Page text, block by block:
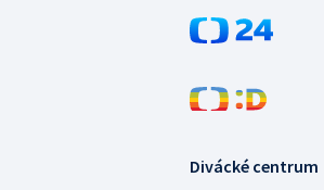
Divácké centrum